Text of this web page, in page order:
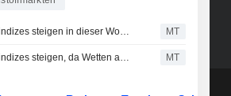
US-Aktienindizes steigen in dieser Woche, Tech-Schwergewichte legen zu, Deal zur Wiederöffnung der Straße von Hormuz in Arbeit MT
US-Aktienindizes steigen, da Wetten auf eine Fed-Pause nach unerwartetem Rückgang der Beschäftigung außerhalb der Landwirtschaft zunehmen MT